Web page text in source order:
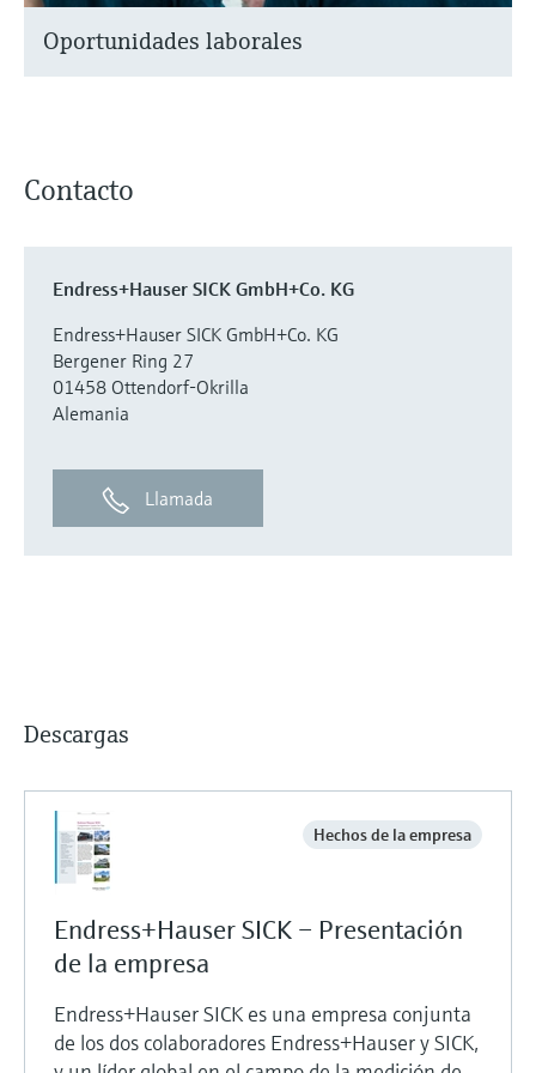
Oportunidades laborales
Contacto
Endress+Hauser SICK GmbH+Co. KG
Endress+Hauser SICK GmbH+Co. KG
Bergener Ring 27
01458 Ottendorf-Okrilla
Alemania
Llamada
Descargas
Hechos de la empresa
Endress+Hauser SICK – Presentación
de la empresa
Endress+Hauser SICK es una empresa conjunta
de los dos colaboradores Endress+Hauser y SICK,